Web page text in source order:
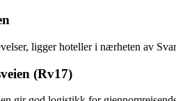
ligger hoteller i nærheten av
(Rv17)